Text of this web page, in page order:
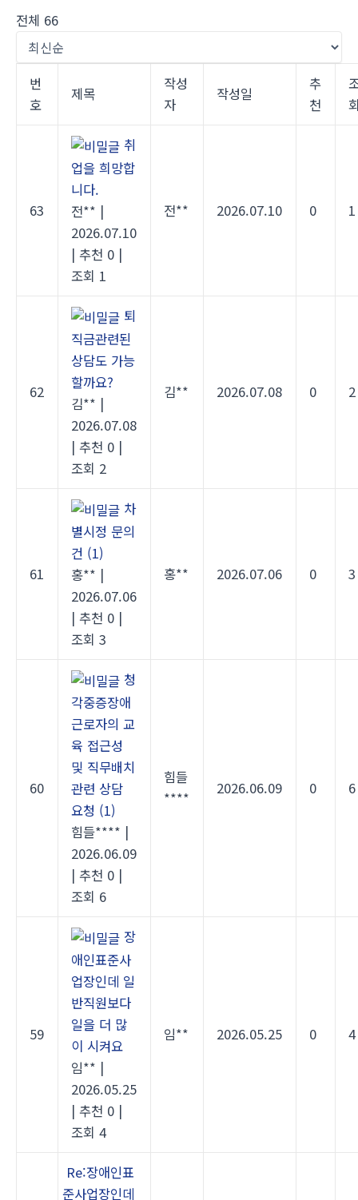
전체 66
번
호
제목
작성
자
작성일
추
천
63
취
업을 희망합
니다.
전** |
2026.07.10
| 추천 0 |
조회 1
전** 2026.07.10 0 1
62
퇴
직금관련된
상담도 가능
할까요?
김** |
2026.07.08
| 추천 0 |
조회 2
김** 2026.07.08 0 2
61
차
별시정 문의
건 (1)
홍** |
2026.07.06
| 추천 0 |
조회 3
홍** 2026.07.06 0 3
60
청
각중증장애
근로자의 교
육 접근성
및 직무배치
관련 상담
요청 (1)
힘들**** |
2026.06.09
| 추천 0 |
조회 6
힘들
****
2026.06.09 0 6
59
장
애인표준사
업장인데 일
반직원보다
일을 더 많
이 시켜요
임** |
2026.05.25
| 추천 0 |
조회 4
임** 2026.05.25 0 4
Re:장애인표
준사업장인데